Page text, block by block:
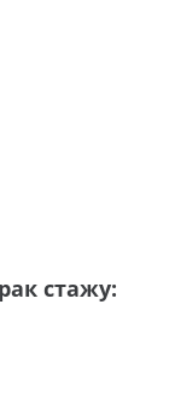
стажу: